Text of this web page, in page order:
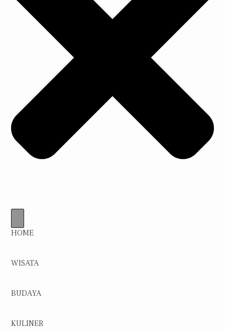
HOME
WISATA
BUDAYA
KULINER